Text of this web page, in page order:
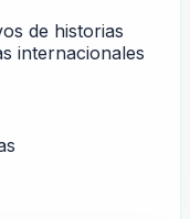
de historias
internacionales